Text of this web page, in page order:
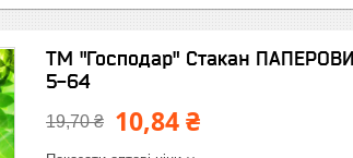
ТМ "Господар" Стакан
5-64
19,70 ₴ 10,84 ₴